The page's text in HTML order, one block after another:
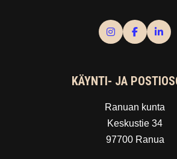
KÄYNTI- JA
Ranuan kunta
Keskustie 34
97700 Ranua